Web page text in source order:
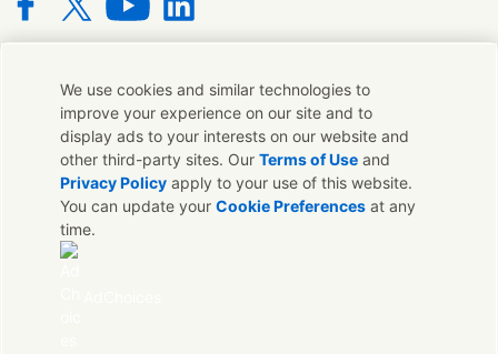
with us on Facebook
Connect with us on X
Connect with us on YouTube
Connect with us on LinkedIn
聯絡我們
若您對我們的品牌有任何意見或想法都可與我們在全球的連絡人
取得聯繫
聯絡我們
We use cookies and similar technologies to
improve your experience on our site and to
display ads to your interests on our website and
other third-party sites. OurTerms of Use and
Privacy Policy apply to your use of this website.
You can update yourCookie Preferences at any
time.